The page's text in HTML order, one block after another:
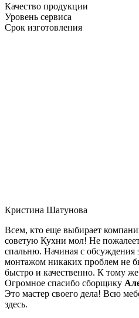
Качество продукции
Уровень сервиса
Срок изготовления
Кристина Шатунова
Всем, кто еще выбирает
советую Кухни мол! Не
спальню. Начиная с обсуждения
монтажом никаких проблем не
быстро и качественно. К тому
Огромное спасибо сборщику
Это мастер своего дела! Всю
здесь.